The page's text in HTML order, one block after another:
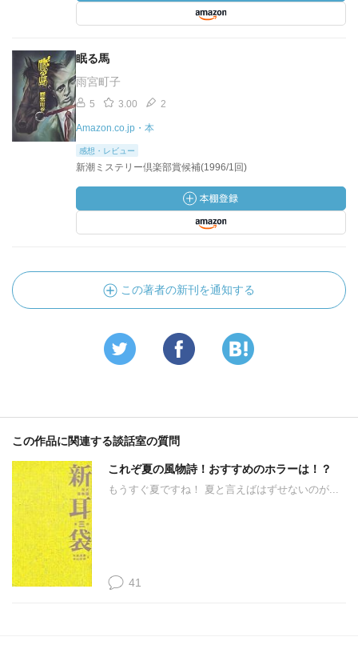
眠る馬
雨宮町子
5 3.00 2
Amazon.co.jp・本
感想・レビュー
新潮ミステリー倶楽部賞候補(1996/1回)
この著者の新刊を通知する
この作品に関連する談話室の質問
これぞ夏の風物詩！おすすめのホラーは！？
もうすぐ夏ですね！ 夏と言えばはずせないのが...
41